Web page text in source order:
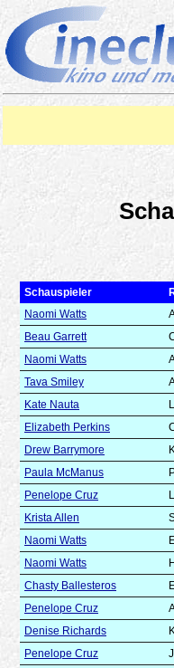
Schauspieler
Naomi Watts
Beau Garrett
Naomi Watts
Tava Smiley
Kate Nauta
Elizabeth Perkins
Drew Barrymore
Paula McManus
Penelope Cruz
Krista Allen
Naomi Watts
Naomi Watts
Chasty Ballesteros
Penelope Cruz
Denise Richards
Penelope Cruz